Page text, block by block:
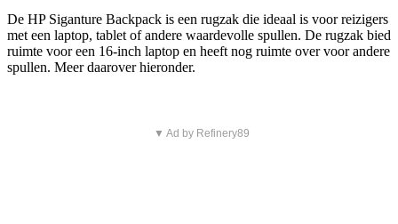
De HP Siganture Backpack is een rugzak die ideaal is voor reizigers
met een laptop, tablet of andere waardevolle spullen. De rugzak bied
ruimte voor een 16-inch laptop en heeft nog ruimte over voor andere
spullen. Meer daarover hieronder.
▼ Ad by Refinery89